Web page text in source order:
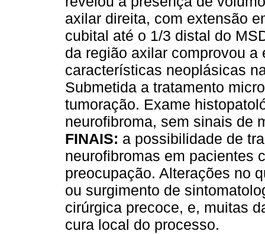
axilar direita, com extensão
cubital até o 1/3 distal do
da região axilar comprovou
características neoplásicas
Submetida a tratamento
tumoração. Exame
neurofibroma, sem sinais de
FINAIS: a possibilidade de
neurofibromas em pacientes
preocupação. Alterações no
ou surgimento de
cirúrgica precoce, e, muitas
cura local do processo.